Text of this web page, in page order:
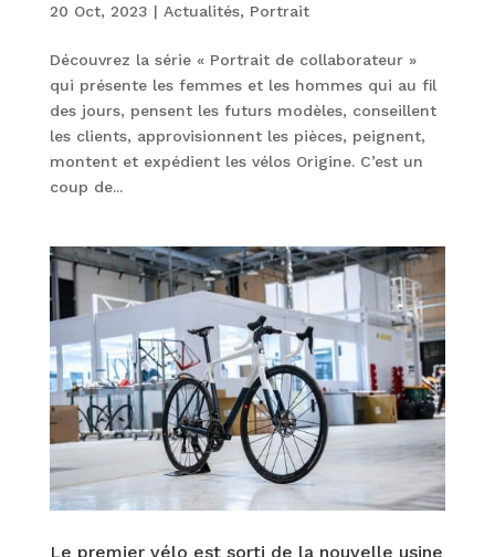
20 Oct, 2023 | Actualités, Portrait
Découvrez la série « Portrait de collaborateur »
qui présente les femmes et les hommes qui au fil
des jours, pensent les futurs modèles, conseillent
les clients, approvisionnent les pièces, peignent,
montent et expédient les vélos Origine. C’est un
coup de...
Le premier vélo est sorti de la nouvelle usine